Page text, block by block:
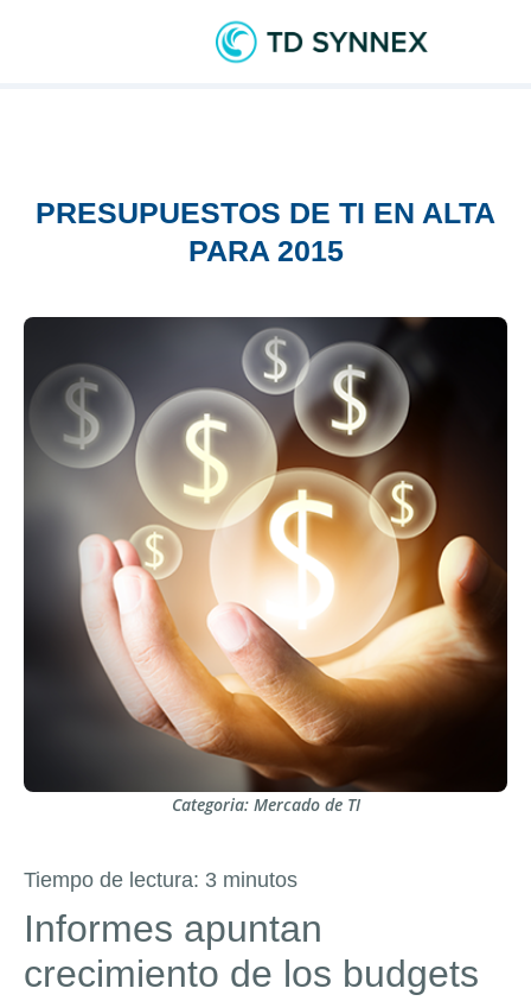
PRESUPUESTOS DE TI EN ALTA
PARA 2015
Categoria: Mercado de TI
Tiempo de lectura: 3 minutos
Informes apuntan
crecimiento de los budgets